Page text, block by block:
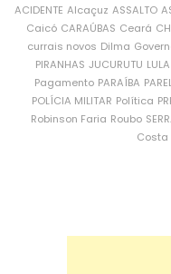
ACIDENTE Alcaçuz ASSALTO
Caicó CARAÚBAS Ceará
currais novos Dilma
PIRANHAS JUCURUTU LULA
Pagamento PARAÍBA
POLÍCIA MILITAR Política
Robinson Faria Roubo
Costa